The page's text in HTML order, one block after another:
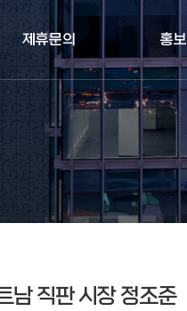
제휴문의 홍보
남 직판 시장 정조준